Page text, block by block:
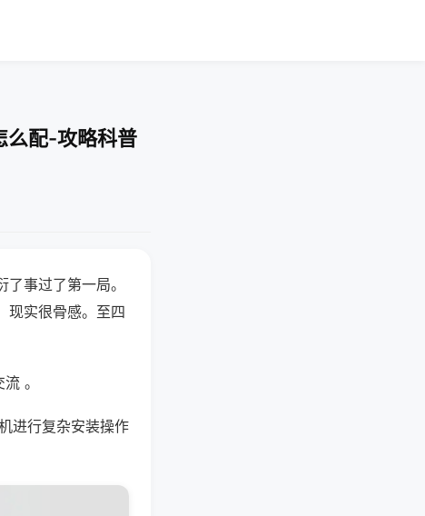
么配-攻略科普
事过了第一局。
现实很骨感。至四
。
进行复杂安装操作